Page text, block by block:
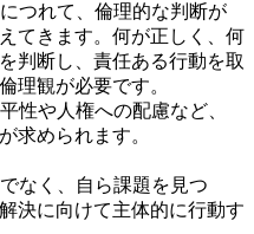
つれて、倫理的な判断が
てきます。何が正しく、何
判断し、責任ある行動を取
理観が必要です。
性や人権への配慮など、
求められます。
なく、自ら課題を見つ
決に向けて主体的に行動す